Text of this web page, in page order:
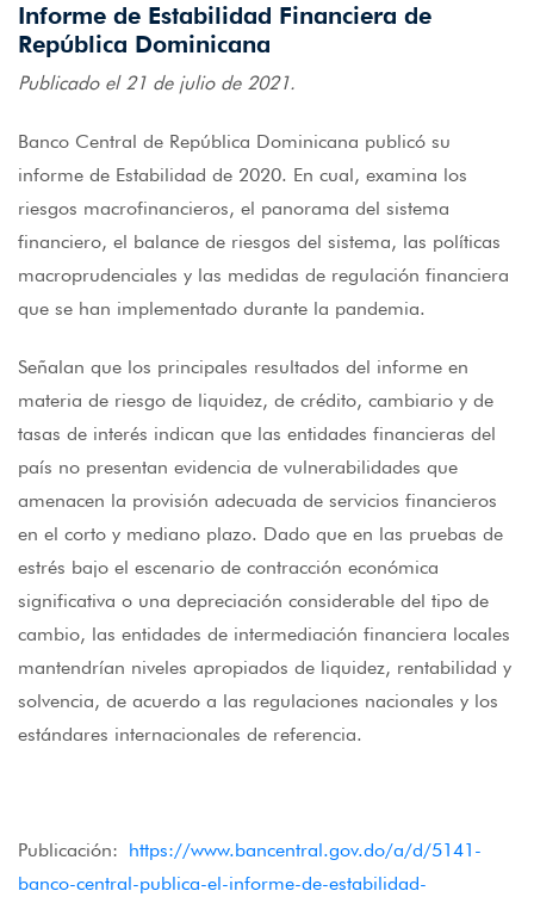
Informe de Estabilidad Financiera de
República Dominicana
Publicado el 21 de julio de 2021.
Banco Central de República Dominicana publicó su
informe de Estabilidad de 2020. En cual, examina los
riesgos macrofinancieros, el panorama del sistema
financiero, el balance de riesgos del sistema, las políticas
macroprudenciales y las medidas de regulación financiera
que se han implementado durante la pandemia.
Señalan que los principales resultados del informe en
materia de riesgo de liquidez, de crédito, cambiario y de
tasas de interés indican que las entidades financieras del
país no presentan evidencia de vulnerabilidades que
amenacen la provisión adecuada de servicios financieros
en el corto y mediano plazo. Dado que en las pruebas de
estrés bajo el escenario de contracción económica
significativa o una depreciación considerable del tipo de
cambio, las entidades de intermediación financiera locales
mantendrían niveles apropiados de liquidez, rentabilidad y
solvencia, de acuerdo a las regulaciones nacionales y los
estándares internacionales de referencia.
Publicación: https://www.bancentral.gov.do/a/d/5141-
banco-central-publica-el-informe-de-estabilidad-